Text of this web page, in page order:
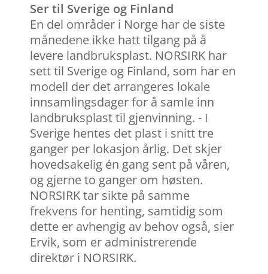
Ser til Sverige og Finland
En del områder i Norge har de siste
månedene ikke hatt tilgang på å
levere landbruksplast. NORSIRK har
sett til Sverige og Finland, som har en
modell der det arrangeres lokale
innsamlingsdager for å samle inn
landbruksplast til gjenvinning. - I
Sverige hentes det plast i snitt tre
ganger per lokasjon årlig. Det skjer
hovedsakelig én gang sent på våren,
og gjerne to ganger om høsten.
NORSIRK tar sikte på samme
frekvens for henting, samtidig som
dette er avhengig av behov også, sier
Ervik, som er administrerende
direktør i NORSIRK.